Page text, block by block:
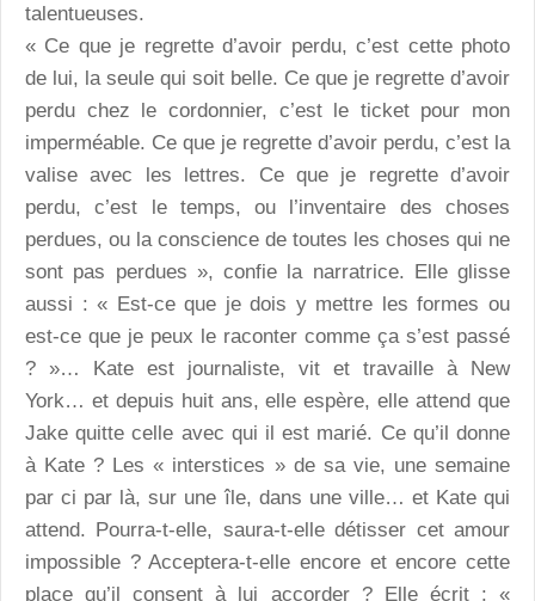
talentueuses.
« Ce que je regrette d’avoir perdu, c’est cette photo
de lui, la seule qui soit belle. Ce que je regrette d’avoir
perdu chez le cordonnier, c’est le ticket pour mon
imperméable. Ce que je regrette d’avoir perdu, c’est la
valise avec les lettres. Ce que je regrette d’avoir
perdu, c’est le temps, ou l’inventaire des choses
perdues, ou la conscience de toutes les choses qui ne
sont pas perdues », confie la narratrice. Elle glisse
aussi : « Est-ce que je dois y mettre les formes ou
est-ce que je peux le raconter comme ça s’est passé
? »… Kate est journaliste, vit et travaille à New
York… et depuis huit ans, elle espère, elle attend que
Jake quitte celle avec qui il est marié. Ce qu’il donne
à Kate ? Les « interstices » de sa vie, une semaine
par ci par là, sur une île, dans une ville… et Kate qui
attend. Pourra-t-elle, saura-t-elle détisser cet amour
impossible ? Acceptera-t-elle encore et encore cette
place qu’il consent à lui accorder ? Elle écrit : «